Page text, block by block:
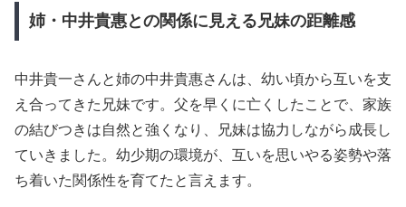
姉・中井貴惠との関係に見える兄妹の距離感
中井貴一さんと姉の中井貴惠さんは、幼い頃から互いを支
え合ってきた兄妹です。父を早くに亡くしたことで、家族
の結びつきは自然と強くなり、兄妹は協力しながら成長し
ていきました。幼少期の環境が、互いを思いやる姿勢や落
ち着いた関係性を育てたと言えます。